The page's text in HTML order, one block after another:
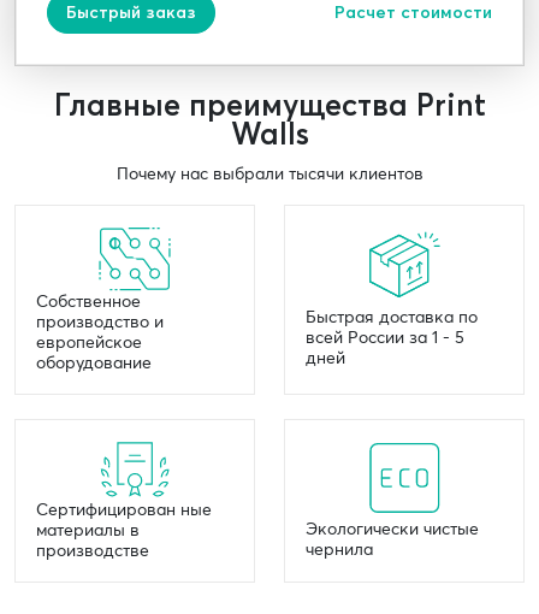
Быстрый заказ Расчет стоимости
Главные преимущества Print
Walls
Почему нас выбрали тысячи клиентов
Собственное
производство и
европейское
оборудование
Быстрая доставка по
всей России за 1 - 5
дней
Сертифицирован ные
материалы в
производстве
Экологически чистые
чернила